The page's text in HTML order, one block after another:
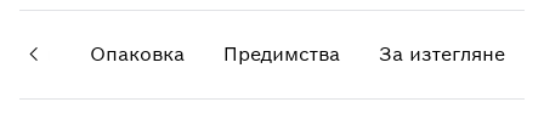
Опаковка Предимства За изтегляне